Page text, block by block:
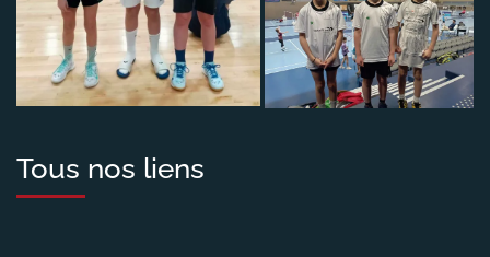
Tous nos liens